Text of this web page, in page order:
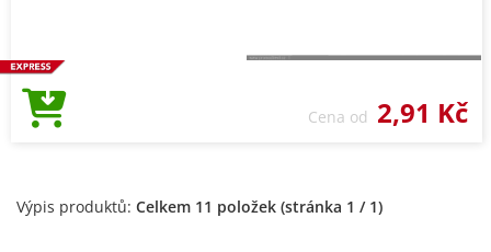
Cena od 2,91 Kč
Výpis produktů: Celkem 11 položek (stránka 1 / 1)